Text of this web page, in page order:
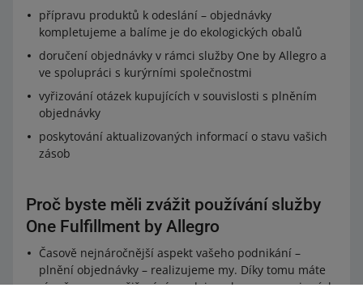
přípravu produktů k odeslání – objednávky
kompletujeme a balíme je do ekologických obalů
doručení objednávky v rámci služby One by Allegro a
ve spolupráci s kurýrními společnostmi
vyřizování otázek kupujících v souvislosti s plněním
objednávky
poskytování aktualizovaných informací o stavu vašich
zásob
Proč byste měli zvážit používání služby
One Fulfillment by Allegro
Časově nejnáročnější aspekt vašeho podnikání –
plnění objednávky – realizujeme my. Díky tomu máte
více času na rozšiřování prodeje nebo propagaci svých